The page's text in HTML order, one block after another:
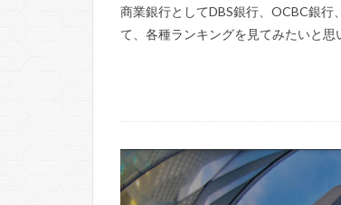
商業銀行としてDBS銀行、OCBC銀
て、各種ランキングを見てみたいと